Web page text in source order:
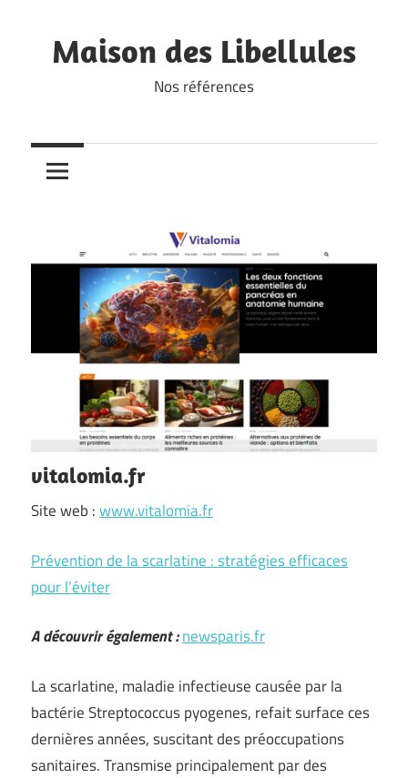
content
Maison des Libellules
Nos références
vitalomia.fr
Site web :www.vitalomia.fr
Prévention de la scarlatine : stratégies efficaces
pour l’éviter
A découvrir également :newsparis.fr
La scarlatine, maladie infectieuse causée par la
bactérie Streptococcus pyogenes, refait surface ces
dernières années, suscitant des préoccupations
sanitaires. Transmise principalement par des